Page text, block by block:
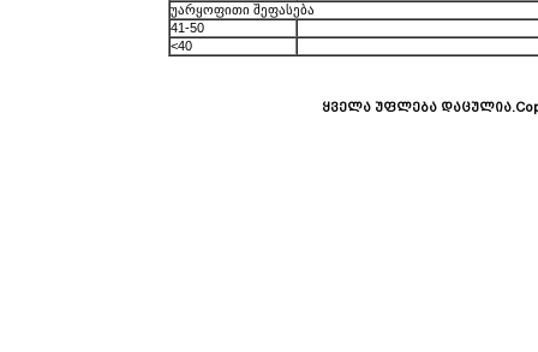
უარყოფითი შეფასება
41-50
<40
ყველა უფლება